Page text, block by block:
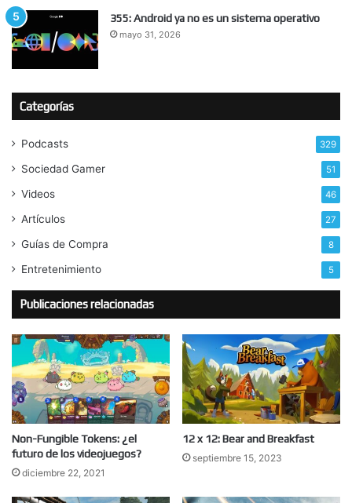
355: Android ya no es un sistema operativo
mayo 31, 2026
Categorías
Podcasts 329
Sociedad Gamer 51
Videos 46
Artículos 27
Guías de Compra 8
Entretenimiento 5
Publicaciones relacionadas
Non-Fungible Tokens: ¿el
futuro de los videojuegos?
diciembre 22, 2021
12 x 12: Bear and Breakfast
septiembre 15, 2023